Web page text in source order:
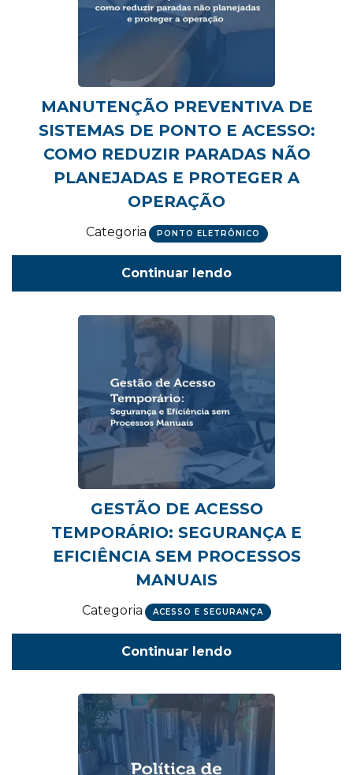
MANUTENÇÃO PREVENTIVA DE
SISTEMAS DE PONTO E ACESSO:
COMO REDUZIR PARADAS NÃO
PLANEJADAS E PROTEGER A
OPERAÇÃO
Categoria PONTO ELETRÔNICO
Continuar lendo
GESTÃO DE ACESSO
TEMPORÁRIO: SEGURANÇA E
EFICIÊNCIA SEM PROCESSOS
MANUAIS
Categoria ACESSO E SEGURANÇA
Continuar lendo